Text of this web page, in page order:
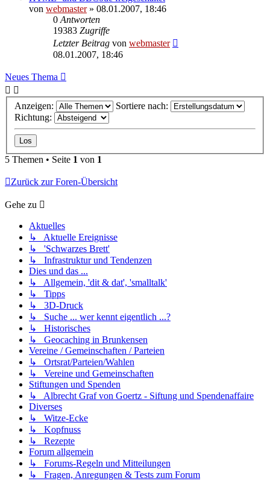
von webmaster» 08.01.2007, 18:46
0 Antworten
19383 Zugriffe
Letzter Beitrag von webmaster
08.01.2007, 18:46
Neues Thema
Anzeigen:
Sortiere nach:
Richtung:
5 Themen • Seite 1 von 1
Zurück zur Foren-Übersicht
Gehe zu
Aktuelles
↳ Aktuelle Ereignisse
↳ 'Schwarzes Brett'
↳ Infrastruktur und Tendenzen
Dies und das ...
↳ Allgemein, 'dit & dat', 'smalltalk'
↳ Tipps
↳ 3D-Druck
↳ Suche ... wer kennt eigentlich ...?
↳ Historisches
↳ Geocaching in Brunkensen
Vereine / Gemeinschaften / Parteien
↳ Ortsrat/Parteien/Wahlen
↳ Vereine und Gemeinschaften
Stiftungen und Spenden
↳ Albrecht Graf von Goertz - Siftung und Spendenaffaire
Diverses
↳ Witze-Ecke
↳ Kopfnuss
↳ Rezepte
Forum allgemein
↳ Forums-Regeln und Mitteilungen
↳ Fragen, Anregungen & Tests zum Forum